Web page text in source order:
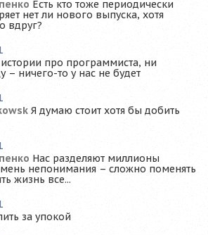
Есть кто тоже периодически
нет ли нового выпуска, хотя
вдруг?
про программиста, ни
– ничего-то у нас не будет
Я думаю стоит хотя бы добить
Нас разделяют миллионы
непонимания – сложно поменять
жизнь все...
за упокой